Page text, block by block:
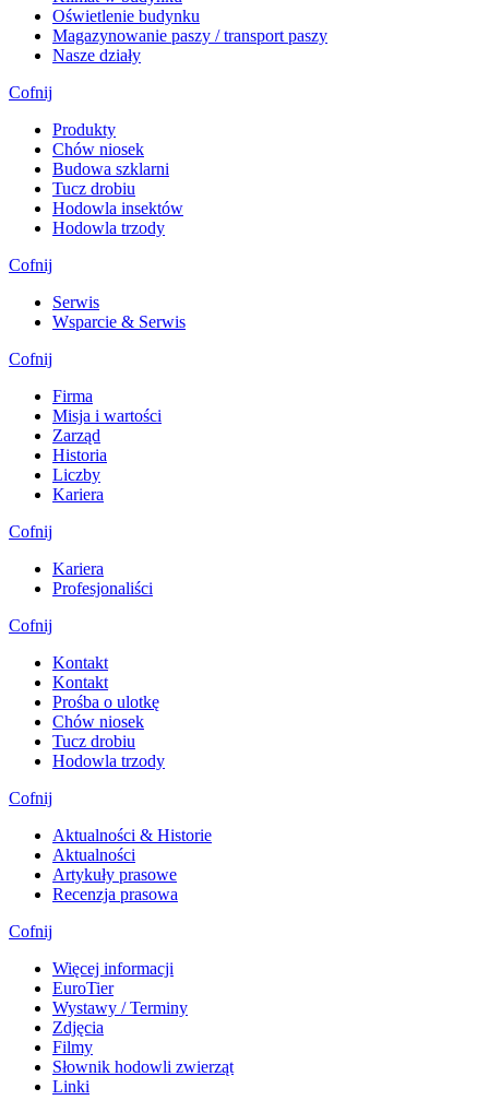
Oświetlenie budynku
Magazynowanie paszy / transport paszy
Nasze działy
Cofnij
Produkty
Chów niosek
Budowa szklarni
Tucz drobiu
Hodowla insektów
Hodowla trzody
Cofnij
Serwis
Wsparcie & Serwis
Cofnij
Firma
Misja i wartości
Zarząd
Historia
Liczby
Kariera
Cofnij
Kariera
Profesjonaliści
Cofnij
Kontakt
Kontakt
Prośba o ulotkę
Chów niosek
Tucz drobiu
Hodowla trzody
Cofnij
Aktualności & Historie
Aktualności
Artykuły prasowe
Recenzja prasowa
Cofnij
Więcej informacji
EuroTier
Wystawy / Terminy
Zdjęcia
Filmy
Słownik hodowli zwierząt
Linki